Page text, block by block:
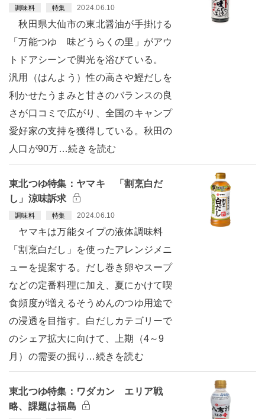
調味料 特集 2024.06.10
秋田県大仙市の東北醤油が手掛ける
「万能つゆ 味どうらくの里」がアウ
トドアシーンで脚光を浴びている。
汎用（はんよう）性の高さや鰹だしを
利かせたうまみと甘さのバランスの良
さが口コミで広がり、全国のキャンプ
愛好家の支持を獲得している。秋田の
人口が90万…続きを読む
東北つゆ特集：ヤマキ 「割烹白だ
し」涼味訴求
調味料 特集 2024.06.10
ヤマキは万能タイプの液体調味料
「割烹白だし」を使ったアレンジメニ
ューを提案する。だし巻き卵やスープ
などの定番料理に加え、夏にかけて喫
食頻度が増えるそうめんのつゆ用途で
の浸透を目指す。白だしカテゴリーで
のシェア拡大に向けて、上期（4～9
月）の需要の掘り…続きを読む
東北つゆ特集：ワダカン エリア戦
略、課題は福島